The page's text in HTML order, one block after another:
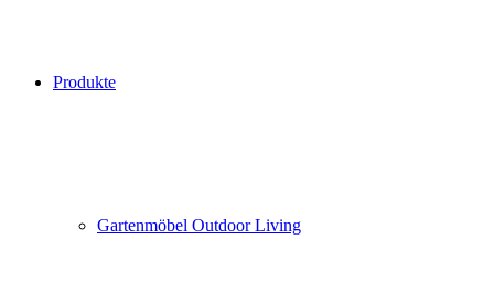
Produkte
Gartenmöbel Outdoor Living